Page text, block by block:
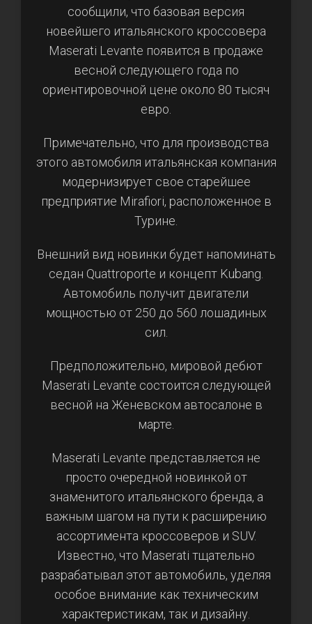
сообщили, что базовая версия
новейшего итальянского кроссовера
Maserati Levante появится в продаже
весной следующего года по
ориентировочной цене около 80 тысяч
евро.
Примечательно, что для производства
этого автомобиля итальянская компания
модернизирует свое старейшее
предприятие Mirafiori, расположенное в
Турине.
Внешний вид новинки будет напоминать
седан Quattroporte и концепт Kubang.
Автомобиль получит двигатели
мощностью от 250 до 560 лошадиных
сил.
Предположительно, мировой дебют
Maserati Levante состоится следующей
весной на Женевском автосалоне в
марте.
Maserati Levante представляется не
просто очередной новинкой от
знаменитого итальянского бренда, а
важным шагом на пути к расширению
ассортимента кроссоверов и SUV.
Известно, что Maserati тщательно
разрабатывал этот автомобиль, уделяя
особое внимание как техническим
характеристикам, так и дизайну.